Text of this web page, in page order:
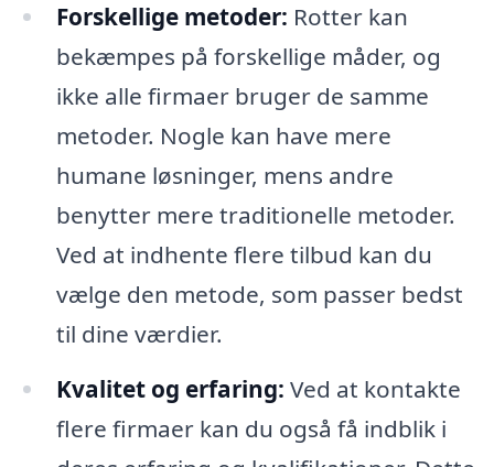
Forskellige metoder: Rotter kan
bekæmpes på forskellige måder, og
ikke alle firmaer bruger de samme
metoder. Nogle kan have mere
humane løsninger, mens andre
benytter mere traditionelle metoder.
Ved at indhente flere tilbud kan du
vælge den metode, som passer bedst
til dine værdier.
Kvalitet og erfaring: Ved at kontakte
flere firmaer kan du også få indblik i